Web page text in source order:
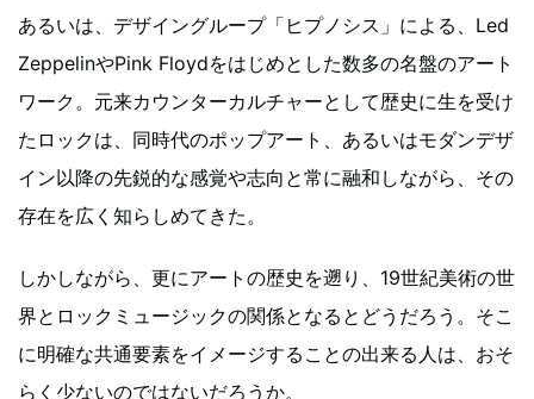
あるいは、デザイングループ「ヒプノシス」による、Led
ZeppelinやPink Floydをはじめとした数多の名盤のアート
ワーク。元来カウンターカルチャーとして歴史に生を受け
たロックは、同時代のポップアート、あるいはモダンデザ
イン以降の先鋭的な感覚や志向と常に融和しながら、その
存在を広く知らしめてきた。
しかしながら、更にアートの歴史を遡り、19世紀美術の世
界とロックミュージックの関係となるとどうだろう。そこ
に明確な共通要素をイメージすることの出来る人は、おそ
らく少ないのではないだろうか。